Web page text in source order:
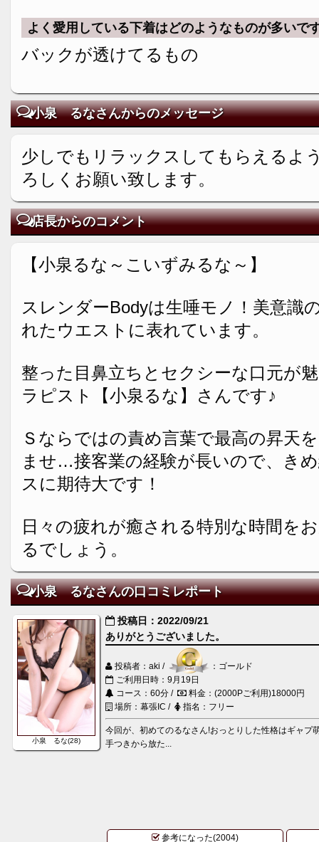
よく愛用している下着はどのようなものが多いで
バックが透けてるもの
小泉 るなさんからのメッセージ
少しでもリラックスしてもらえるよ
ろしくお願い致します。
店長からのコメント
【小泉るな～こいずみるな～】
スレンダーBodyは生唾モノ！美意識
れたウエストに表れています。
整った目鼻立ちとセクシーな口元が
ラピスト【小泉るな】さんです♪
Ｓならではの責め言葉で最高の昇天
ませ…接客業の経験が長いので、き
スに期待大です！
日々の疲れが癒される特別な時間を
るでしょう。
小泉 るなさんの口コミレポート
小泉 るな(28)
投稿日：2022/09/21
ありがとうございました。
投稿者：aki /
：ゴールド
ご利用日時：9月19日
コース：60分 /
料金：(2000Pご利用)18000円
場所：幕張IC /
指名：フリー
今回が、初めてのるなさん!おっとりした性格はギャプ
手つきから放た...
参考になった(2004)